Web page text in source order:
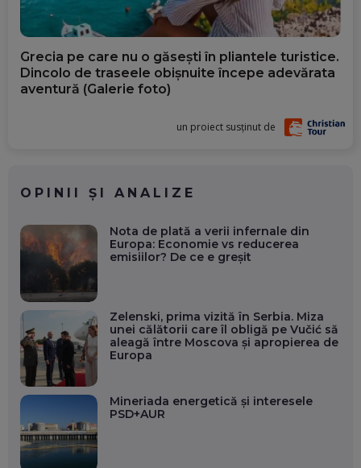
Grecia pe care nu o găsești în pliantele turistice.
Dincolo de traseele obișnuite începe adevărata
aventură (Galerie foto)
un proiect susținut de
OPINII ȘI ANALIZE
Nota de plată a verii infernale din
Europa: Economie vs reducerea
emisiilor? De ce e greșit
Zelenski, prima vizită în Serbia. Miza
unei călătorii care îl obligă pe Vučić să
aleagă între Moscova și apropierea de
Europa
Mineriada energetică și interesele
PSD+AUR